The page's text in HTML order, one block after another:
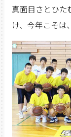
真面目さとひた
け、今年こそは